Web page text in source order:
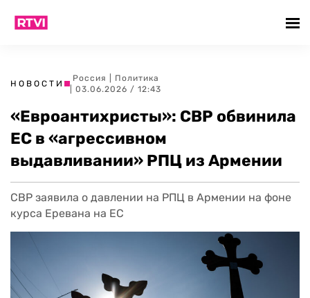
НОВОСТИ
Россия
Политика
| 03.06.2026 / 12:43
«Евроантихристы»: СВР обвинила
ЕС в «агрессивном
выдавливании» РПЦ из Армении
СВР заявила о давлении на РПЦ в Армении на фоне
курса Еревана на ЕС